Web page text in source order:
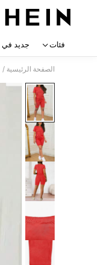
فئات جديد في
الصفحة الرئيسية /